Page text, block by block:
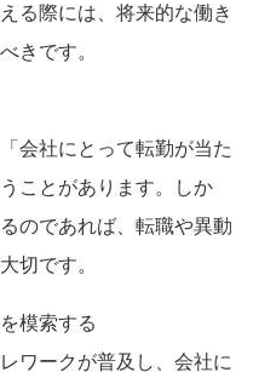
る際には、将来的な働き
きです。
会社にとって転勤が当た
ことがあります。しか
のであれば、転職や異動
切です。
模索する
ワークが普及し、会社に